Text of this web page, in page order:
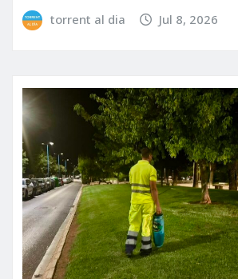
torrent al dia Jul 8, 2026